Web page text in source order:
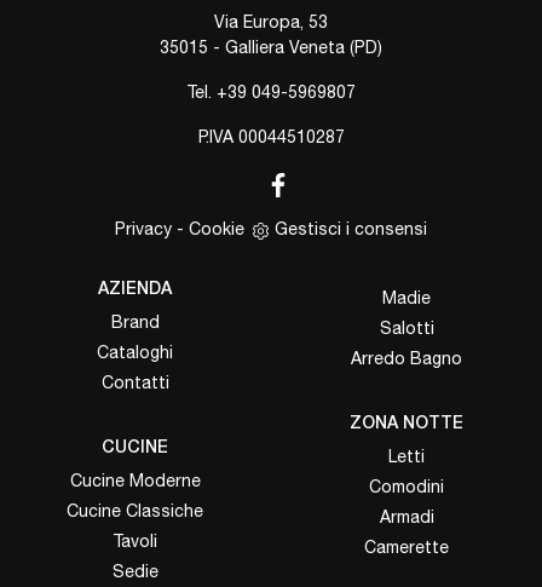
Via Europa, 53
35015 - Galliera Veneta (PD)
Tel. +39 049-5969807
P.IVA 00044510287
Privacy - Cookie Gestisci i consensi
AZIENDA
Brand
Cataloghi
Contatti
CUCINE
Cucine Moderne
Cucine Classiche
Tavoli
Sedie
Madie
Salotti
Arredo Bagno
ZONA NOTTE
Letti
Comodini
Armadi
Camerette